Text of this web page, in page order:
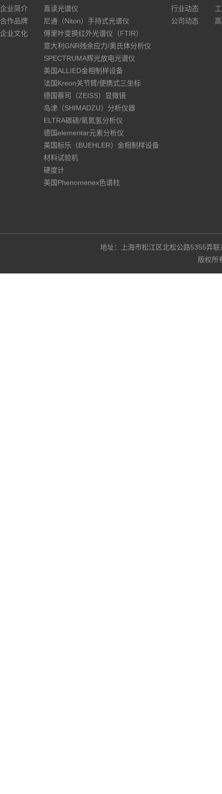
企业简介
合作品牌
企业文化
直读光谱仪
尼通（Niton）手持式光谱仪
傅里叶变换红外光谱仪（FTIR）
意大利GNR残余应力/奥氏体分析仪
SPECTRUMA辉光放电光谱仪
美国ALLIED金相制样设备
法国Kreon关节臂/便携式三坐标
德国蔡司（ZEISS）显微镜
岛津（SHIMADZU）分析仪器
ELTRA碳硫/氧氮氢分析仪
德国elementar元素分析仪
美国标乐（BUEHLER）金相制样设备
材料试验机
硬度计
美国Phenomenex色谱柱
行业动态
公司动态
地址：上海市松江区北松公路5355
版权所